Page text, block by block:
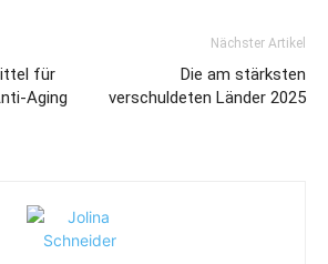
für
Aging
Nächster Artikel
Die am stärksten
verschuldeten Länder 2025